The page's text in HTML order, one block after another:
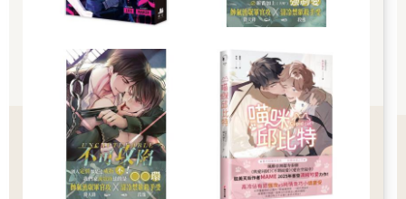
後開始結印。
下一刻，他事先準備好的術法跟著發動。
雖然清霞目前是能力遭到封印的狀態，無法發動異能或術法，但
如果只是啟動事先設置在外頭的術法，對他來說輕而易舉。
（美世……）
清霞認為自己應該還算了解她。
現在的美世，就算被清霞要求安分地在家裡等待，恐怕也不會乖
乖照做。她想必會為了做點什麼而採取行動。
儘管現實無法盡如己意，但只要對方是美世，他就覺得自己能原
諒這一切。